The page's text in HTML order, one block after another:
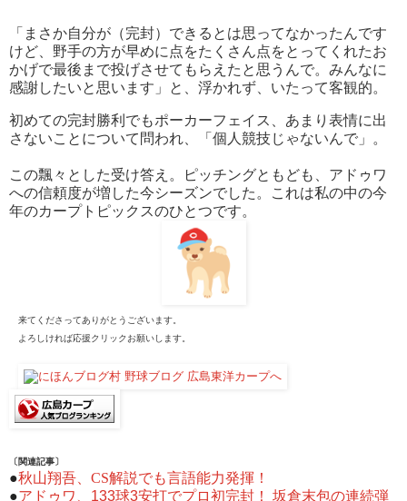
「まさか自分が（完封）できるとは思ってなかったんです
けど、野手の方が早めに点をたくさん点をとってくれたお
かげで最後まで投げさせてもらえたと思うんで。みんなに
感謝したいと思います」と、浮かれず、いたって客観的。
初めての完封勝利でもポーカーフェイス、あまり表情に出
さないことについて問われ、「個人競技じゃないんで」。
この飄々とした受け答え。ピッチングともども、アドゥワ
への信頼度が増した今シーズンでした。これは私の中の今
年のカープトピックスのひとつです。
来てくださってありがとうございます。
よろしければ応援クリックお願いします。
〔関連記事〕
●秋山翔吾、CS解説でも言語能力発揮！
●アドゥワ、133球3安打でプロ初完封！ 坂倉末包の連続弾